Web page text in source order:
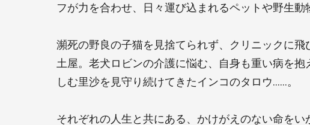
フが力を合わせ、日々運び込まれるペットや野生
瀕死の野良の子猫を見捨てられず、クリニックに
土屋。老犬ロビンの介護に悩む、自身も重い病を
しむ里沙を見守り続けてきたインコのタロウ……。
それぞれの人生と共にある、かけがえのない命を